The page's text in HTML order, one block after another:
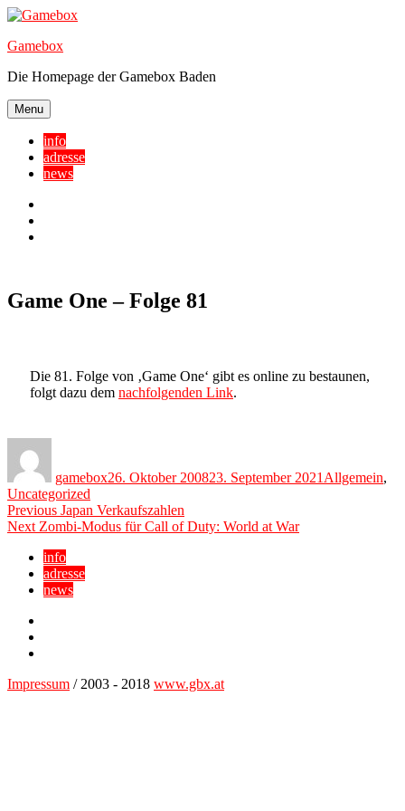
Skip
content
Gamebox
Die Homepage der Gamebox Baden
Menu
info
adresse
news
Game One – Folge 81
Die 81. Folge von ‚Game One‘ gibt es online zu bestaunen,
folgt dazu dem nachfolgenden Link.
gamebox26. Oktober 200823. September 2021 Allgemein,
Uncategorized
Beitragsnavigation
Previous Previous
post:
Japan Verkaufszahlen
Next Next
Zombi-Modus für Call of Duty: World at War
info
adresse
news
Impressum / 2003 - 2018 www.gbx.at